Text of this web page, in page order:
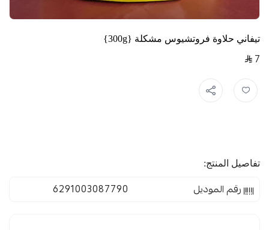
تيفاني حلاوة فروتشيوس مشكلة {300g}
7
تفاصيل المنتج:
رقم الموديل 6291003087790